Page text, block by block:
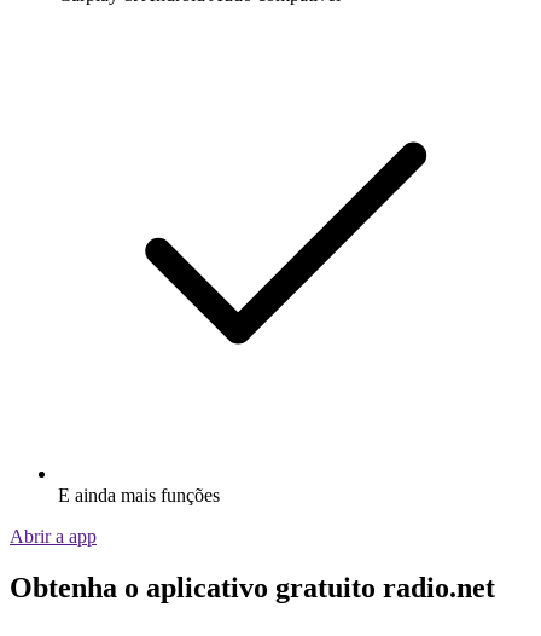
E ainda mais funções
Abrir a app
Obtenha o aplicativo gratuito radio.net